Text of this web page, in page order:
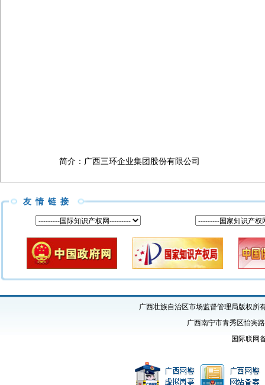
简介： 广西三环企业集团股份有限公司
友情链接
广西壮族自治区市场监督管理局版权
广西南宁市青秀区怡宾
国际联网